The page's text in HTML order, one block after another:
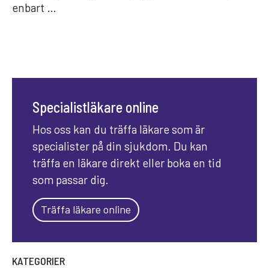
enbart …
Specialistläkare online
Hos oss kan du träffa läkare som är
specialister på din sjukdom. Du kan
träffa en läkare direkt eller boka en tid
som passar dig.
Träffa läkare online
KATEGORIER